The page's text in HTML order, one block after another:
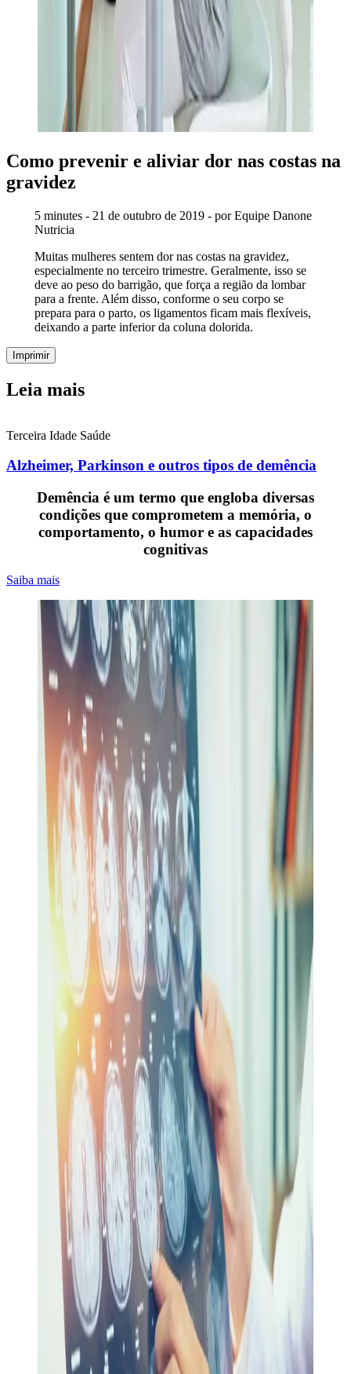
Como prevenir e aliviar dor nas costas na
gravidez
5 minutes - 21 de outubro de 2019 - por Equipe Danone
Nutricia
Muitas mulheres sentem dor nas costas na gravidez,
especialmente no terceiro trimestre. Geralmente, isso se
deve ao peso do barrigão, que força a região da lombar
para a frente. Além disso, conforme o seu corpo se
prepara para o parto, os ligamentos ficam mais flexíveis,
deixando a parte inferior da coluna dolorida.
Imprimir
Leia mais
Terceira Idade Saúde
Alzheimer, Parkinson e outros tipos de demência
Demência é um termo que engloba diversas
condições que comprometem a memória, o
comportamento, o humor e as capacidades
cognitivas
Saiba mais